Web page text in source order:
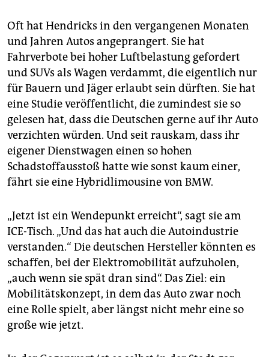
Oft hat Hendricks in den vergangenen Monaten
und Jahren Autos angeprangert. Sie hat
Fahrverbote bei hoher Luftbelastung gefordert
und SUVs als Wagen verdammt, die eigentlich nur
für Bauern und Jäger erlaubt sein dürften. Sie hat
eine Studie veröffentlicht, die zumindest sie so
gelesen hat, dass die Deutschen gerne auf ihr Auto
verzichten würden. Und seit rauskam, dass ihr
eigener Dienstwagen einen so hohen
Schadstoffausstoß hatte wie sonst kaum einer,
fährt sie eine Hybridlimousine von BMW.
„Jetzt ist ein Wendepunkt erreicht“, sagt sie am
ICE-Tisch. „Und das hat auch die Auto­industrie
verstanden.“ Die deutschen Hersteller könnten es
schaffen, bei der Elektromobilität aufzuholen,
„auch wenn sie spät dran sind“. Das Ziel: ein
Mobilitätskonzept, in dem das Auto zwar noch
eine Rolle spielt, aber längst nicht mehr eine so
große wie jetzt.